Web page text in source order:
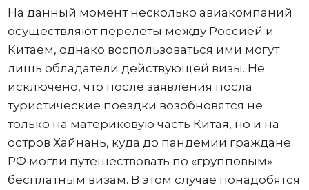
На данный момент несколько авиакомпаний
осуществляют перелеты между Россией и
Китаем, однако воспользоваться ими могут
лишь обладатели действующей визы. Не
исключено, что после заявления посла
туристические поездки возобновятся не
только на материковую часть Китая, но и на
остров Хайнань, куда до пандемии граждане
РФ могли путешествовать по «групповым»
бесплатным визам. В этом случае понадобятся